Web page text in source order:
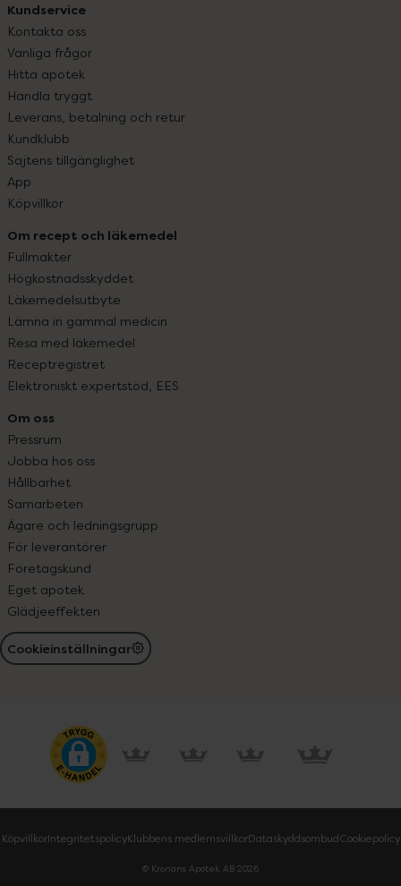
Kundservice
Kontakta oss
Vanliga frågor
Hitta apotek
Handla tryggt
Leverans, betalning och retur
Kundklubb
Sajtens tillgänglighet
App
Köpvillkor
Om recept och läkemedel
Fullmakter
Högkostnadsskyddet
Läkemedelsutbyte
Lämna in gammal medicin
Resa med läkemedel
Receptregistret
Elektroniskt expertstöd, EES
Om oss
Pressrum
Jobba hos oss
Hållbarhet
Samarbeten
Ägare och ledningsgrupp
För leverantörer
Företagskund
Eget apotek
Glädjeeffekten
Cookieinställningar
KöpvillkorIntegritetspolicyKlubbens medlemsvillkorDataskyddsombudCookiepolicy
© Kronans Apotek AB 2026